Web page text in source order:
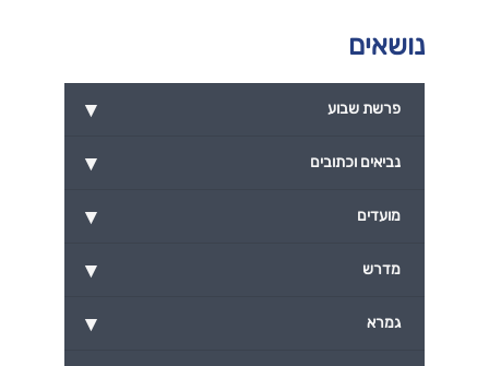
נושאים
▾ פרשת שבוע
▾ נביאים וכתובים
▾ מועדים
▾ מדרש
▾ גמרא